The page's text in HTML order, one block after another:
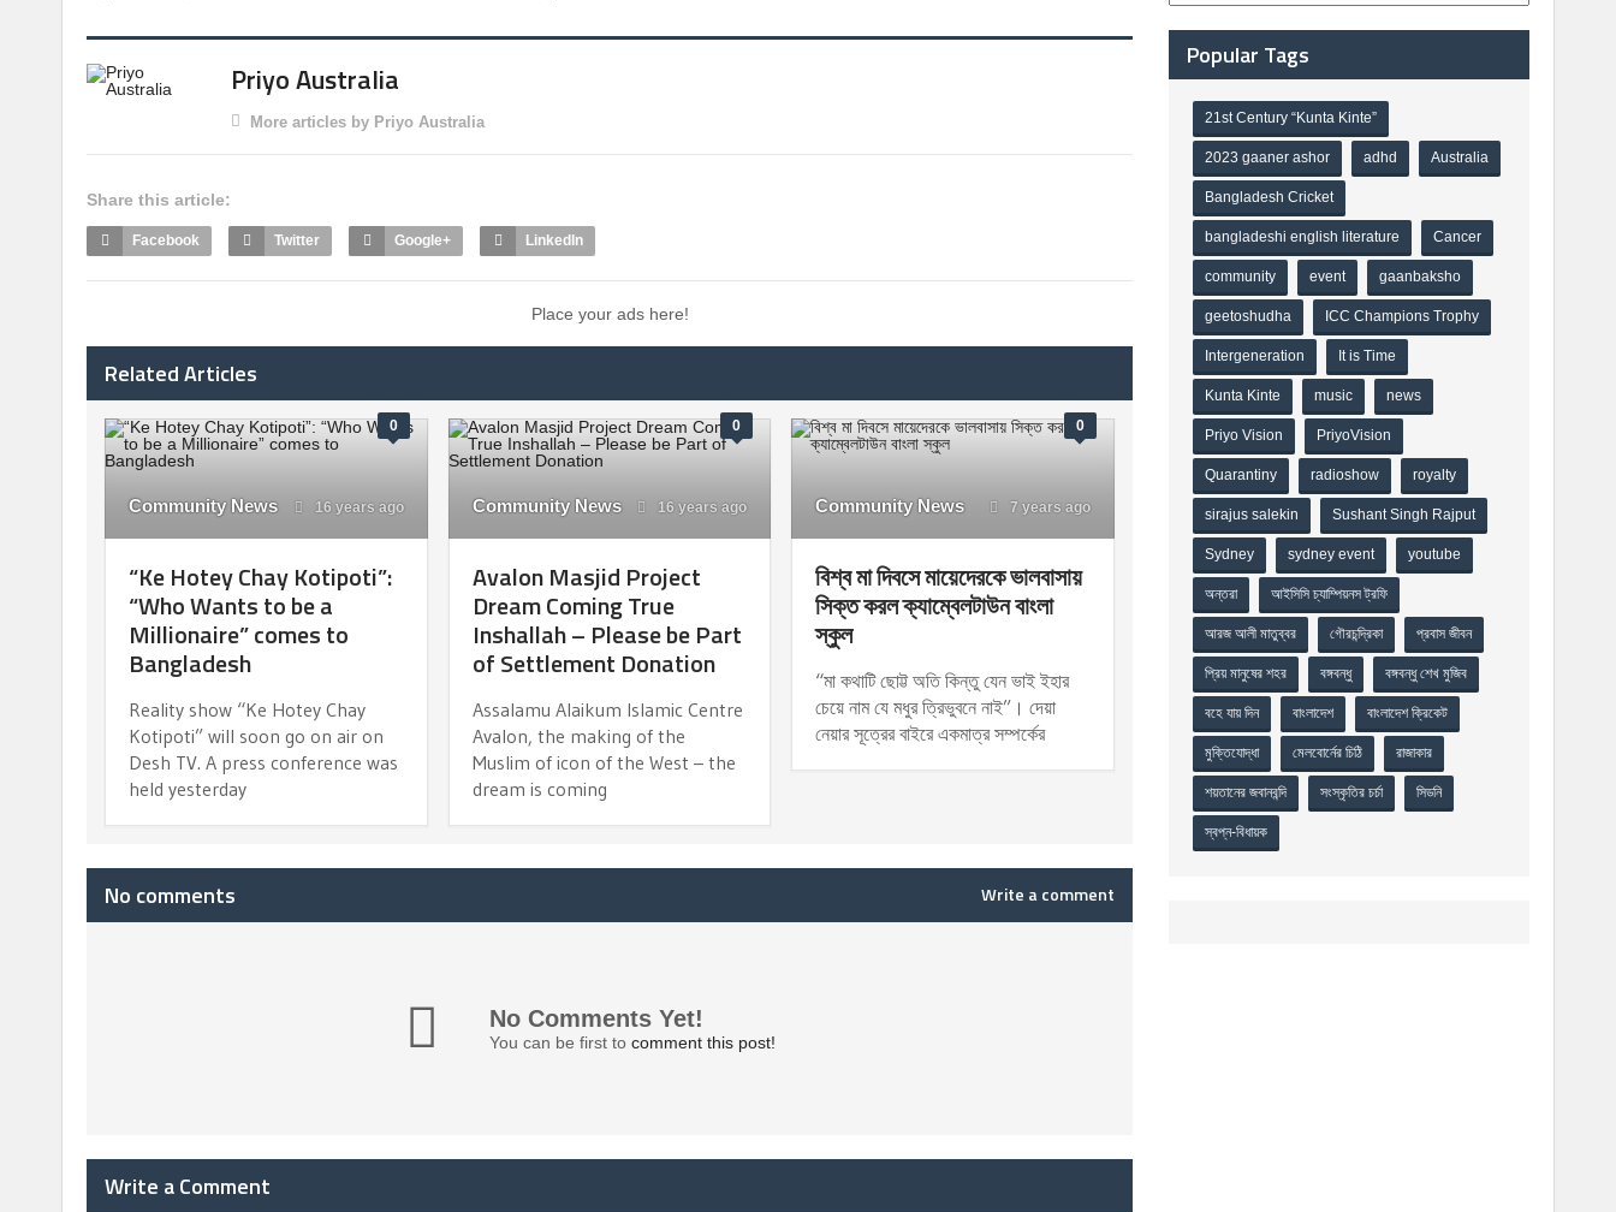
Priyo Australia
More articles by Priyo Australia
Share this article:
Facebook Twitter Google+ LinkedIn
Place your ads here!
Related Articles
0
Community News 16 years ago
“Ke Hotey Chay Kotipoti”:
“Who Wants to be a
Millionaire” comes to
Bangladesh
Reality show “Ke Hotey Chay
Kotipoti” will soon go on air on
Desh TV. A press conference was
held yesterday
0
Community News 16 years ago
Avalon Masjid Project
Dream Coming True
Inshallah – Please be Part
of Settlement Donation
Assalamu Alaikum Islamic Centre
Avalon, the making of the
Muslim of icon of the West – the
dream is coming
0
Community News 7 years ago
বিশ্ব মা দিবসে মায়েদেরকে ভালবাসায়
সিক্ত করল ক্যাম্বেলটাউন বাংলা
স্কুল
“মা কথাটি ছোট্ট অতি কিন্তু যেন ভাই ইহার
চেয়ে নাম যে মধুর ত্রিভুবনে নাই”। দেয়া
নেয়ার সূত্রের বাইরে একমাত্র সম্পর্কের
No comments Write a comment
No Comments Yet!
You can be first to comment this post!
Write a Comment
Popular Tags
21st Century “Kunta Kinte”
2023 gaaner ashor adhd Australia
Bangladesh Cricket
bangladeshi english literature Cancer
community event gaanbaksho
geetoshudha ICC Champions Trophy
Intergeneration It is Time
Kunta Kinte music news
Priyo Vision PriyoVision
Quarantiny radioshow royalty
sirajus salekin Sushant Singh Rajput
Sydney sydney event youtube
অন্তরা আইসিসি চ্যাম্পিয়নস ট্রফি
আরজ আলী মাতুব্বর গৌরচন্দ্রিকা প্রবাস জীবন
প্রিয় মানুষের শহর বঙ্গবন্ধু বঙ্গবন্ধু শেখ মুজিব
বহে যায় দিন বাংলাদেশ বাংলাদেশ ক্রিকেট
মুক্তিযোদ্ধা মেলবোর্নের চিঠি রাজাকার
শয়তানের জবানবন্দি সংস্কৃতির চর্চা সিডনি
স্বপ্ন-বিধায়ক